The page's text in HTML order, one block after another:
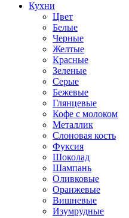
Кухни
Цвет
Белые
Черные
Желтые
Красные
Зеленые
Серые
Бежевые
Глянцевые
Кофе с молоком
Металлик
Слоновая кость
Фуксия
Шоколад
Шампань
Оливковые
Оранжевые
Вишневые
Изумрудные